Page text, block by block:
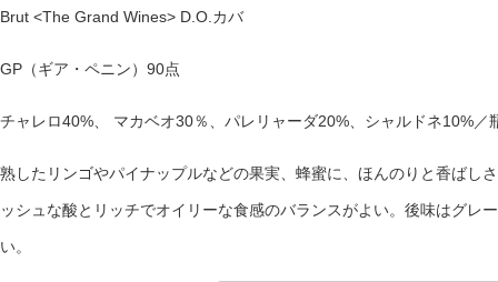
Brut <The Grand Wines> D.O.カバ
GP（ギア・ペニン）90点
チャレロ40%、 マカベオ30％、パレリャーダ20%、シャルドネ10%／
熟したリンゴやパイナップルなどの果実、蜂蜜に、ほんのりと香ばし
ッシュな酸とリッチでオイリーな食感のバランスがよい。後味はグレ
い。